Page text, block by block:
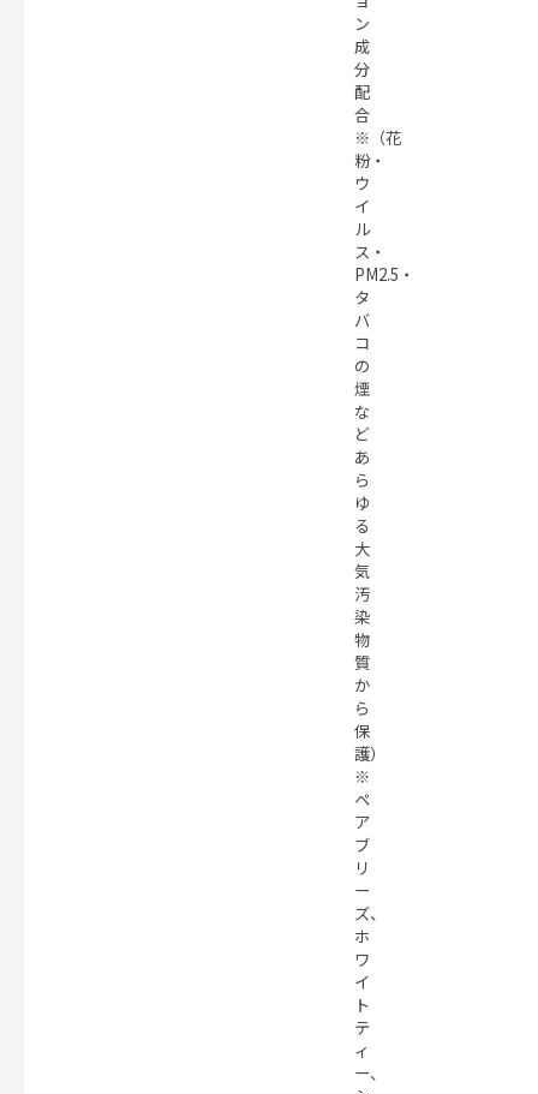
ン
成
分
配
合
※（花
粉・
ウ
イ
ル
ス・
PM2.5・
タ
バ
コ
の
煙
な
ど
あ
ら
ゆ
る
大
気
汚
染
物
質
か
ら
保
護）
※
ペ
ア
ブ
リ
ー
ズ、
ホ
ワ
イ
ト
テ
ィ
ー、